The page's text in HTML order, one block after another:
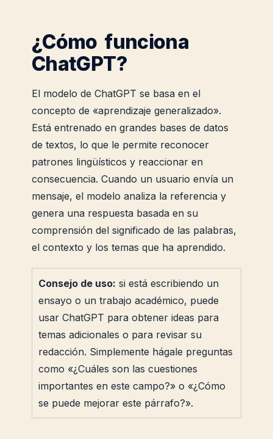
¿Cómo funciona
ChatGPT?
El modelo de ChatGPT se basa en el
concepto de «aprendizaje generalizado».
Está entrenado en grandes bases de datos
de textos, lo que le permite reconocer
patrones lingüísticos y reaccionar en
consecuencia. Cuando un usuario envía un
mensaje, el modelo analiza la referencia y
genera una respuesta basada en su
comprensión del significado de las palabras,
el contexto y los temas que ha aprendido.
Consejo de uso: si está escribiendo un
ensayo o un trabajo académico, puede
usar ChatGPT para obtener ideas para
temas adicionales o para revisar su
redacción. Simplemente hágale preguntas
como «¿Cuáles son las cuestiones
importantes en este campo?» o «¿Cómo
se puede mejorar este párrafo?».